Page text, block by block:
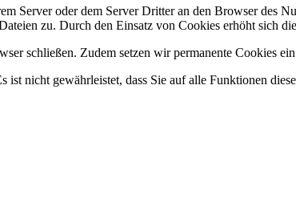
Server oder dem Server Dritter an den Browser des
zu. Durch den Einsatz von Cookies erhöht sich
schließen. Zudem setzen wir permanente Cookies
nicht gewährleistet, dass Sie auf alle Funktionen